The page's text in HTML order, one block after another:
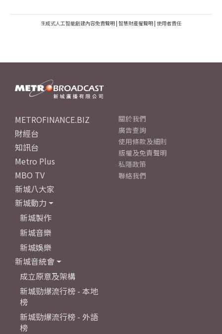
生成式人工智能創建內容免責聲明 | 智慧財產權聲明 | 使用者責任
METROFINANCE.BIZ
財經台
知訊台
Metro Plus
MBO TV
新城八大家
新城動力
新城製作
新城音樂
新城娛樂
新城音統會
成立原意及架構
新城勁爆流行榜 - 本地
榜
新城勁爆流行榜 - 外語
榜
關於我們
廣告查詢
使用條款及細則
版權及免責聲明
私隱政策
聯絡我們